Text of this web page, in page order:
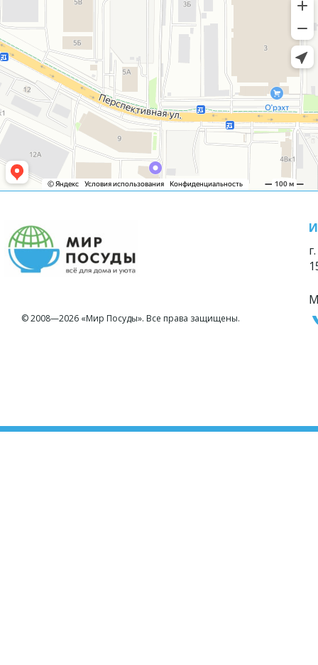
© 2008—2026 «Мир Посуды». Все права защищены.